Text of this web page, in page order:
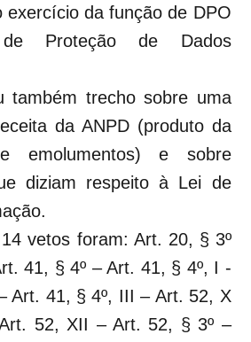
exercício da função de DPO
de Proteção de Dados
também trecho sobre uma
da ANPD (produto da
emolumentos) e sobre
diziam respeito à Lei de
vetos foram: Art. 20, § 3º
41, § 4º – Art. 41, § 4º, I -
Art. 41, § 4º, III – Art. 52, X
52, XII – Art. 52, § 3º –